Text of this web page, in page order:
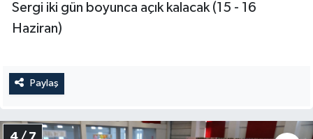
Sergi iki gün boyunca açık kalacak (15 - 16
Haziran)
Paylaş